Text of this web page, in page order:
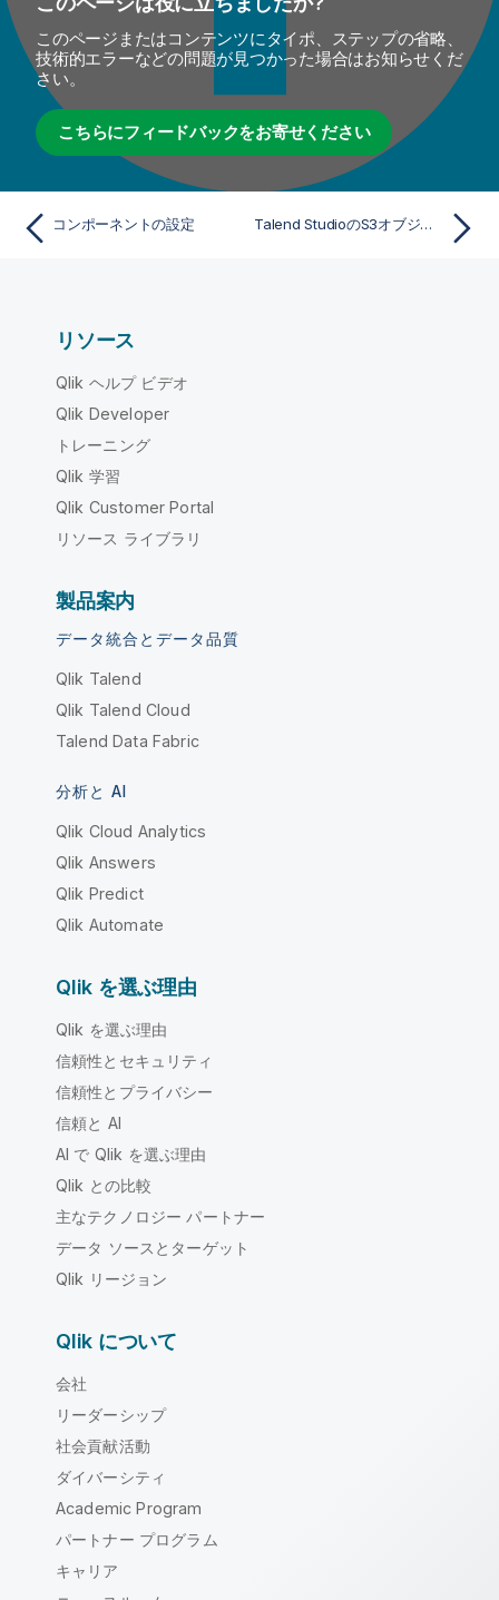
このページまたはコンテンツにタイポ、ステップの省略、
技術的エラーなどの問題が見つかった場合はお知らせくだ
さい。
こちらにフィードバックをお寄せください
コンポーネントの設定 Talend StudioのS3オブジェクトからデータを取得
リソース
Qlik ヘルプ ビデオ
Qlik Developer
トレーニング
Qlik 学習
Qlik Customer Portal
リソース ライブラリ
製品案内
データ統合とデータ品質
Qlik Talend
Qlik Talend Cloud
Talend Data Fabric
分析と AI
Qlik Cloud Analytics
Qlik Answers
Qlik Predict
Qlik Automate
Qlik を選ぶ理由
Qlik を選ぶ理由
信頼性とセキュリティ
信頼性とプライバシー
信頼と AI
AI で Qlik を選ぶ理由
Qlik との比較
主なテクノロジー パートナー
データ ソースとターゲット
Qlik リージョン
Qlik について
会社
リーダーシップ
社会貢献活動
ダイバーシティ
Academic Program
パートナー プログラム
キャリア